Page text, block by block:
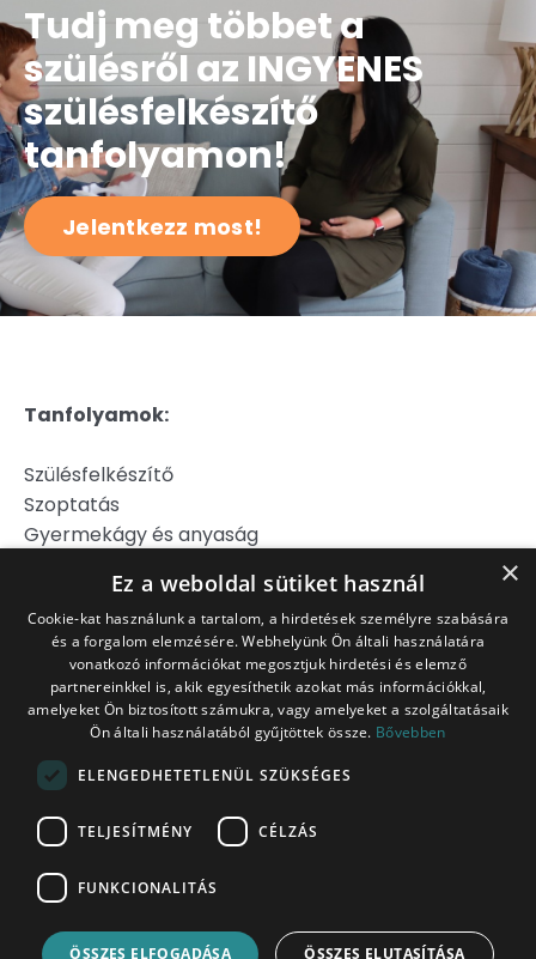
Tudj meg többet a
szülésről az INGYENES
szülésfelkészítő
tanfolyamon!
Jelentkezz most!
Tanfolyamok:
Szülésfelkészítő
Szoptatás
Gyermekágy és anyaság
Szülj könnyebben!
Jogi Nyilatkozat
Adatkezelési Tájékoztató
Általános Szerződési Feltételek
Belépés tagoknak
ITT!
Platina Csomag
×
Ez a weboldal sütiket használ
Cookie-kat használunk a tartalom, a hirdetések személyre szabására
és a forgalom elemzésére. Webhelyünk Ön általi használatára
vonatkozó információkat megosztjuk hirdetési és elemző
partnereinkkel is, akik egyesíthetik azokat más információkkal,
amelyeket Ön biztosított számukra, vagy amelyeket a szolgáltatásaik
Ön általi használatából gyűjtöttek össze. Bővebben
ELENGEDHETETLENÜL SZÜKSÉGES
TELJESÍTMÉNY CÉLZÁS
FUNKCIONALITÁS
ÖSSZES ELFOGADÁSA ÖSSZES ELUTASÍTÁSA